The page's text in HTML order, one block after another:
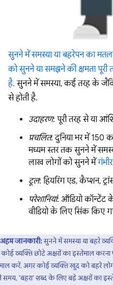
सुनने में समस्या या बहरेपन का
को सुनने या समझने की क्षमता
है. सुनने में समस्या, कई तरह के
से होती है.
उदाहरण: पूरी तरह से या
प्रचलित: दुनिया भर में 150
मध्यम स्तर तक सुनने में
लाख लोगों को सुनने में
टूल: हियरिंग एड, कैप्शन,
परेशानियां: ऑडियो कॉन्टेंट के
वीडियो के लिए सिंक किए
अहम जानकारी:सुनने में समस्या या बहरे
व्यक्ति छोटे अक्षरों का इस्तेमाल
करें. अगर कोई व्यक्ति खुद को बहरे
समय, 'बहरा' शब्द के लिए बड़े अक्षरों का